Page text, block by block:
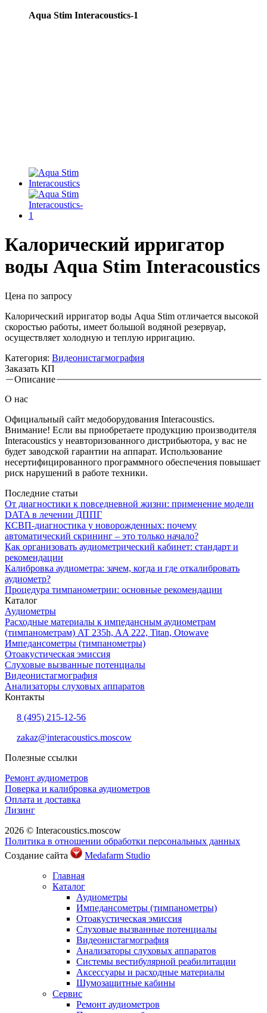
Aqua Stim Interacoustics-1
Калорический ирригатор
воды Aqua Stim Interacoustics
Цена по запросу
Калорический ирригатор воды Aqua Stim отличается высокой
скоростью работы, имеет большой водяной резервуар,
осуществляет холодную и теплую ирригацию.
Категория: Видеонистагмография
Заказать КП
Вкладки
Описание
О нас
Официальный сайт медоборудования Interacoustics.
Внимание! Если вы приобретаете продукцию производителя
Interacoustics у неавторизованного дистрибьютора, у вас не
будет заводской гарантии на аппарат. Использование
несертифицированного программного обеспечения повышает
риск нарушений в работе техники.
Последние статьи
От диагностики к повседневной жизни: применение модели
DATA в лечении ДППГ
КСВП-диагностика у новорожденных: почему
автоматический скрининг – это только начало?
Как организовать аудиометрический кабинет: стандарт и
рекомендации
Калибровка аудиометра: зачем, когда и где откалибровать
аудиометр?
Процедура тимпанометрии: основные рекомендации
Каталог
Аудиометры
Расходные материалы к импедансным аудиометрам
(тимпанометрам) AT 235h, AA 222, Titan, Otowave
Импедансометры (тимпанометры)
Отоакустическая эмиссия
Cлуховые вызванные потенциалы
Видеонистагмография
Анализаторы слуховых аппаратов
Контакты
8 (495) 215-12-56
zakaz@interacoustics.moscow
Полезные ссылки
Ремонт аудиометров
Поверка и калибровка аудиометров
Оплата и доставка
Лизинг
2026 © Interacoustics.moscow
Политика в отношении обработки персональных данных
Создание сайта
Medafarm Studio
Главная
Каталог
Аудиометры
Импедансометры (тимпанометры)
Отоакустическая эмиссия
Cлуховые вызванные потенциалы
Видеонистагмография
Анализаторы слуховых аппаратов
Системы вестибулярной реабилитации
Аксессуары и расходные материалы
Шумозащитные кабины
Сервис
Ремонт аудиометров